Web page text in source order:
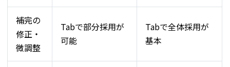
補完の
修正・
微調整
Tabで部分採用が
可能
Tabで全体採用が
基本